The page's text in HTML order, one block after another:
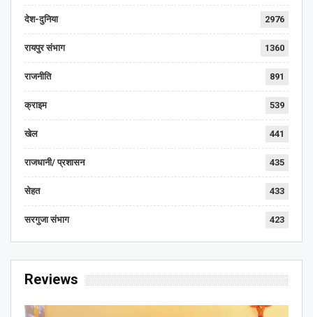
देश-दुनिया 2976
रायपुर संभाग 1360
राजनीति 891
क्राइम 539
खेल 441
राजधानी/ प्रशासन 435
सेहत 433
सरगुजा संभाग 423
Reviews